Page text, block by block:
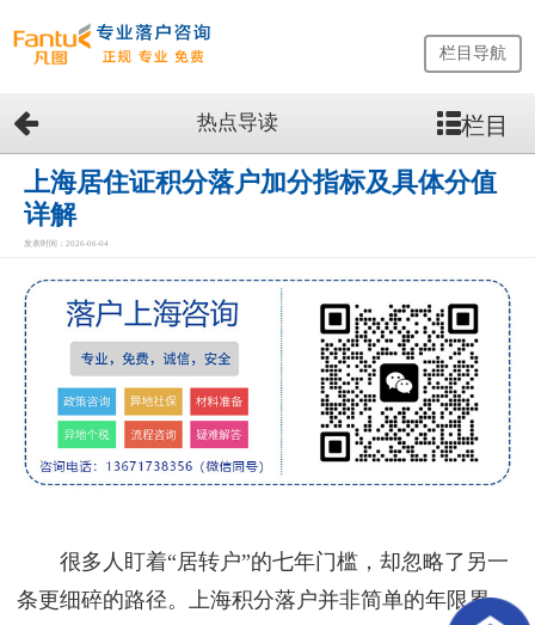
网
站
首
页
留
生
务
优
案
栏目导航
热点导读 栏目
上海居住证积分落户加分指标及具体分值
详解
发表时间：2026-06-04
很多人盯着“居转户”的七年门槛，却忽略了另一
条更细碎的路径。上海积分落户并非简单的年限累